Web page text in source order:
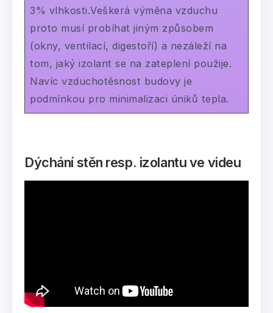
3% vlhkosti.Veškerá výměna vzduchu
proto musí probíhat jiným způsobem
(okny, ventilací, digestoří) a nezáleží na
tom, jaký izolant se na zateplení použije.
Navíc vzduchotěsnost budovy je
podmínkou pro minimalizaci úniků tepla.
Dýchání stěn resp. izolantuve videu